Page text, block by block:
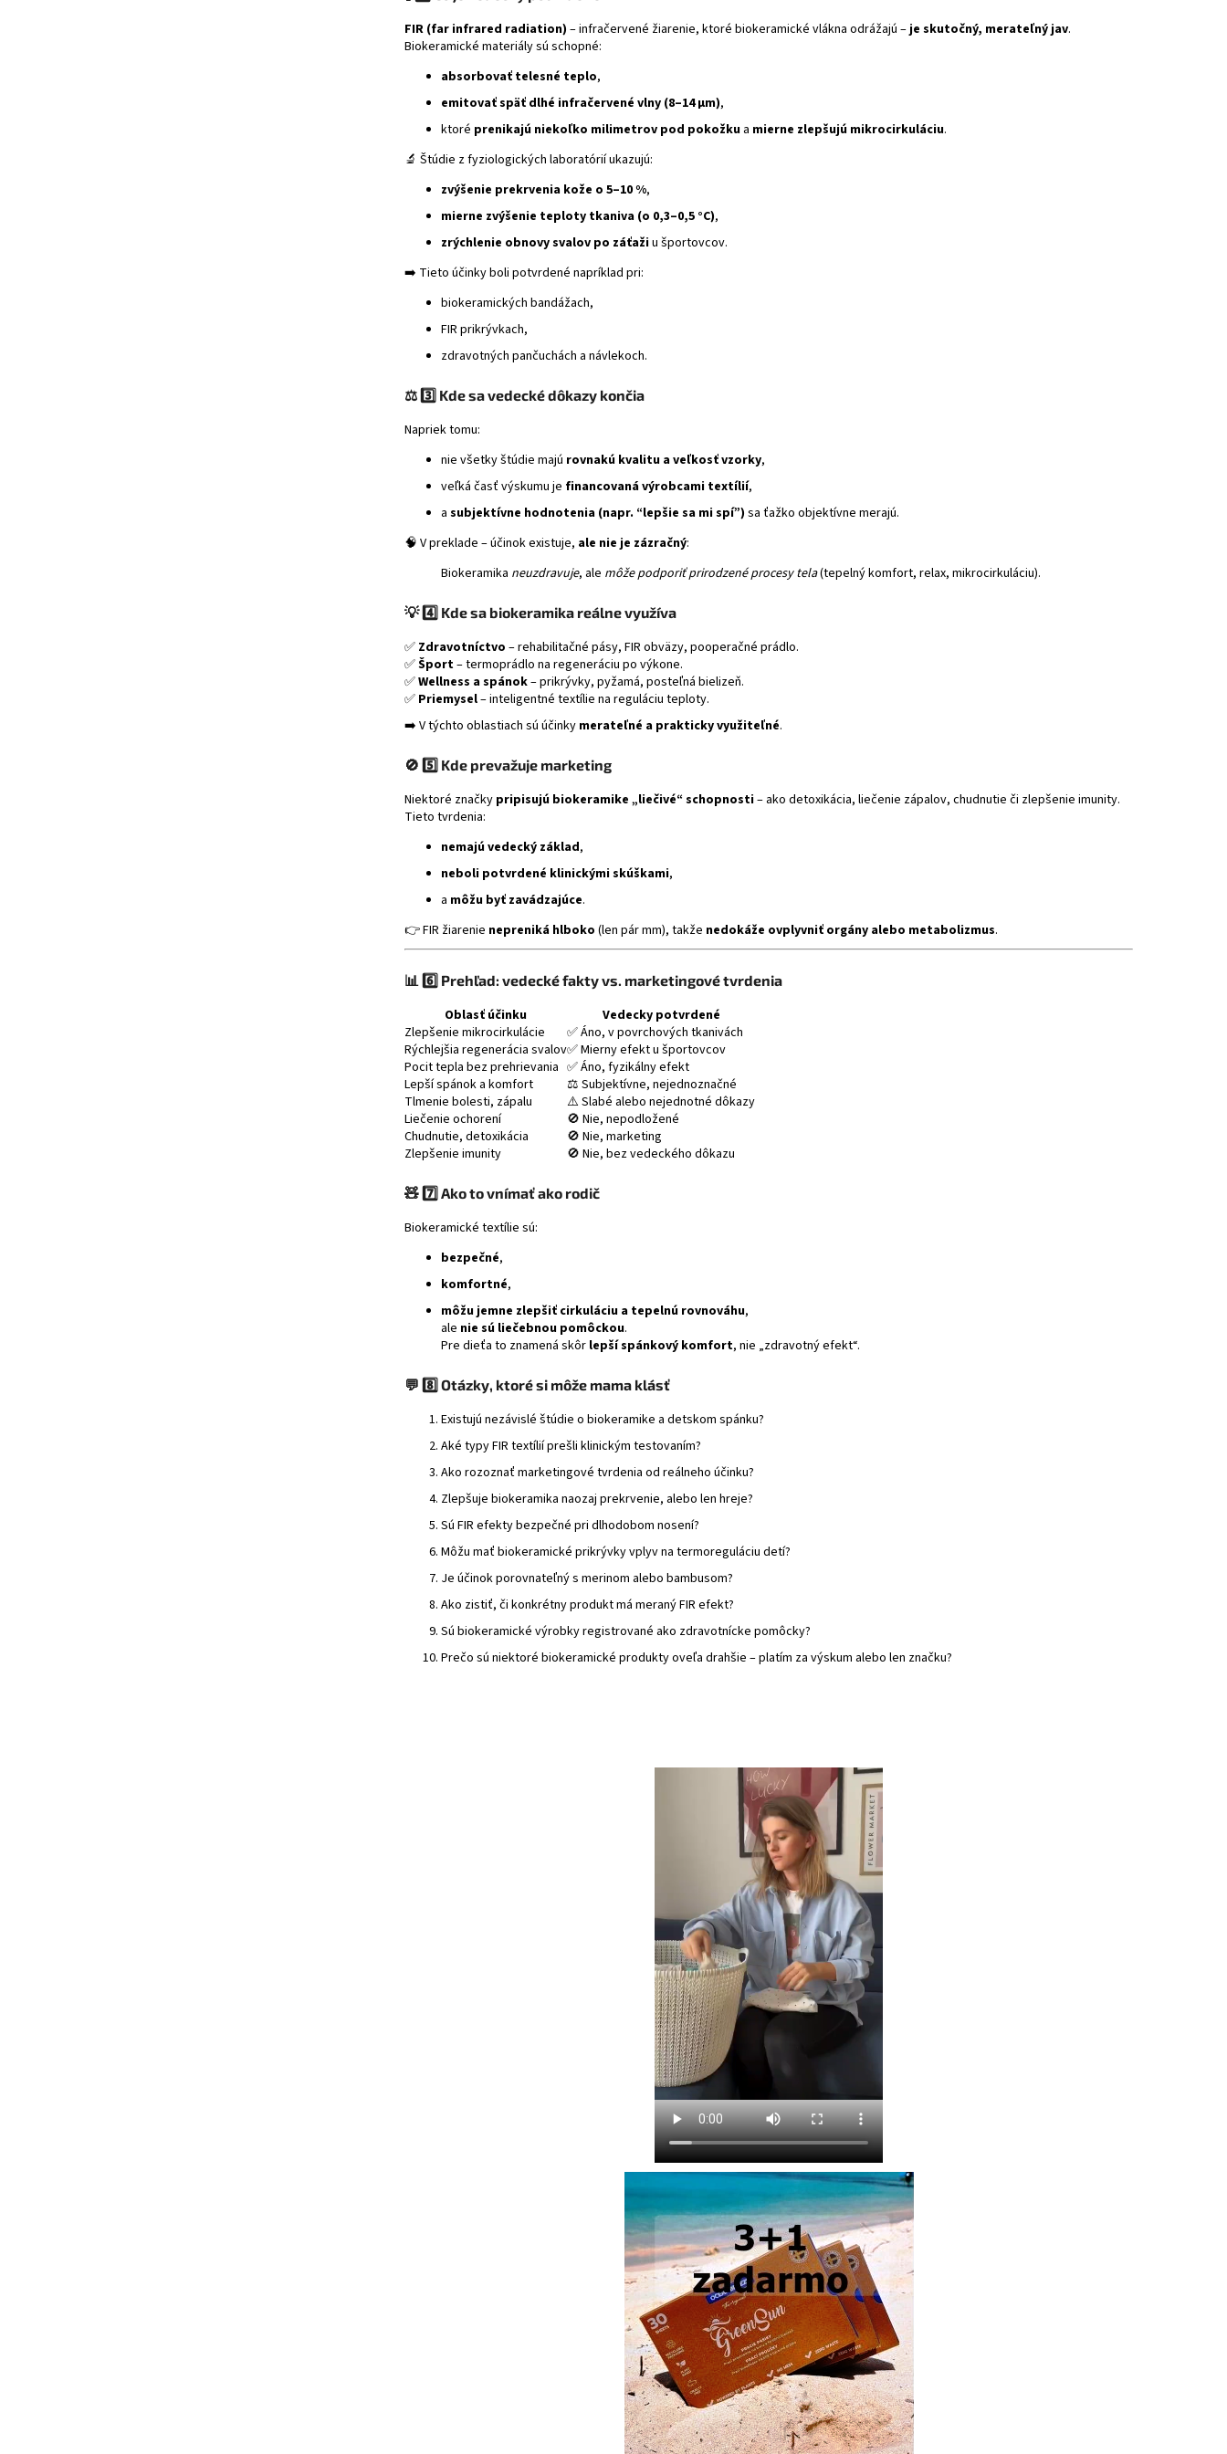
FIR (far infrared radiation) – infračervené žiarenie, ktoré biokeramické vlákna odrážajú – je skutočný, merateľný jav.
Biokeramické materiály sú schopné:
absorbovať telesné teplo,
emitovať späť dlhé infračervené vlny (8–14 μm),
ktoré prenikajú niekoľko milimetrov pod pokožku a mierne zlepšujú mikrocirkuláciu.
🔬 Štúdie z fyziologických laboratórií ukazujú:
zvýšenie prekrvenia kože o 5–10 %,
mierne zvýšenie teploty tkaniva (o 0,3–0,5 °C),
zrýchlenie obnovy svalov po záťažiu športovcov.
➡️ Tieto účinky boli potvrdené napríklad pri:
biokeramických bandážach,
FIR prikrývkach,
zdravotných pančuchách a návlekoch.
⚖️3️⃣ Kde sa vedecké dôkazy končia
Napriek tomu:
nie všetky štúdie majú rovnakú kvalitu a veľkosť vzorky,
veľká časť výskumu je financovaná výrobcami textílií,
a subjektívne hodnotenia (napr. “lepšie sa mi spí”) sa ťažko objektívne merajú.
🧠 V preklade – účinok existuje, ale nie je zázračný:
Biokeramika neuzdravuje, ale môže podporiť prirodzené procesy tela(tepelný komfort, relax, mikrocirkuláciu).
💡4️⃣ Kde sa biokeramika reálne využíva
✅ Zdravotníctvo – rehabilitačné pásy, FIR obväzy, pooperačné prádlo.
✅Šport– termoprádlo na regeneráciu po výkone.
✅Wellness a spánok– prikrývky, pyžamá, posteľná bielizeň.
✅ Priemysel– inteligentné textílie na reguláciu teploty.
➡️ V týchto oblastiach sú účinky merateľné a prakticky využiteľné.
🚫 5️⃣ Kde prevažuje marketing
Niektoré značky pripisujú biokeramike „liečivé“ schopnosti– ako detoxikácia, liečenie zápalov, chudnutie či zlepšenie imunity.
Tieto tvrdenia:
nemajú vedecký základ,
neboli potvrdené klinickými skúškami,
a môžu byť zavádzajúce.
👉 FIR žiarenie nepreniká hlboko (len pár mm), takže nedokáže ovplyvniť orgány alebo metabolizmus.
📊 6️⃣ Prehľad: vedecké fakty vs. marketingové tvrdenia
Oblasť účinku
Vedecky potvrdené
Zlepšenie mikrocirkulácie
✅ Áno, v povrchových tkanivách
Rýchlejšia regenerácia svalov✅ Mierny efekt u športovcov
Pocit tepla bez prehrievania ✅ Áno, fyzikálny efekt
Lepší spánok a komfort
⚖️ Subjektívne, nejednoznačné
Tlmenie bolesti, zápalu
⚠️ Slabé alebo nejednotné dôkazy
Liečenie ochorení
🚫 Nie, nepodložené
Chudnutie, detoxikácia
🚫 Nie, marketing
Zlepšenie imunity
🚫 Nie, bez vedeckého dôkazu
🧸7️⃣ Ako to vnímať ako rodič
Biokeramické textílie sú:
bezpečné,
komfortné,
môžu jemne zlepšiť cirkuláciu a tepelnú rovnováhu,
ale nie sú liečebnou pomôckou.
Pre dieťa to znamená skôr lepší spánkový komfort, nie „zdravotný efekt“.
💬 8️⃣ Otázky, ktoré si môže mama klásť
Existujú nezávislé štúdie o biokeramike a detskom spánku?
Aké typy FIR textílií prešli klinickým testovaním?
Ako rozoznať marketingové tvrdenia od reálneho účinku?
Zlepšuje biokeramika naozaj prekrvenie, alebo len hreje?
Sú FIR efekty bezpečné pri dlhodobom nosení?
Môžu mať biokeramické prikrývky vplyv na termoreguláciu detí?
Je účinok porovnateľný s merinom alebo bambusom?
Ako zistiť, či konkrétny produkt má meraný FIR efekt?
Sú biokeramické výrobky registrované ako zdravotnícke pomôcky?
Prečo sú niektoré biokeramické produkty oveľa drahšie – platím za výskum alebo len značku?